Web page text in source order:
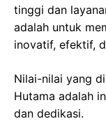
tinggi dan
adalah untuk
inovatif, efektif,
Nilai-nilai yang
Hutama adalah
dan dedikasi.